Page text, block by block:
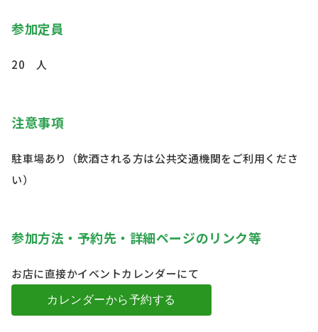
参加定員
20 人
注意事項
駐車場あり（飲酒される方は公共交通機関をご利用くださ
い）
参加方法・予約先・詳細ページのリンク等
お店に直接かイベントカレンダーにて
カレンダーから予約する